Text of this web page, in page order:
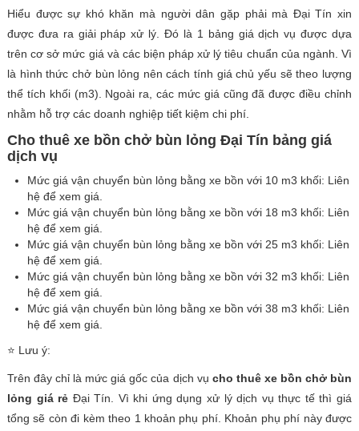
Hiểu được sự khó khăn mà người dân gặp phải mà Đại Tín xin
được đưa ra giải pháp xử lý. Đó là 1 bảng giá dịch vụ được dựa
trên cơ sở mức giá và các biện pháp xử lý tiêu chuẩn của ngành. Vì
là hình thức chở bùn lỏng nên cách tính giá chủ yếu sẽ theo lượng
thể tích khối (m3). Ngoài ra, các mức giá cũng đã được điều chỉnh
nhằm hỗ trợ các doanh nghiệp tiết kiệm chi phí.
Cho thuê xe bồn chở bùn lỏng Đại Tín bảng giá
dịch vụ
Mức giá vận chuyển bùn lỏng bằng xe bồn với 10 m3 khối: Liên
hệ để xem giá.
Mức giá vận chuyển bùn lỏng bằng xe bồn với 18 m3 khối: Liên
hệ để xem giá.
Mức giá vận chuyển bùn lỏng bằng xe bồn với 25 m3 khối: Liên
hệ để xem giá.
Mức giá vận chuyển bùn lỏng bằng xe bồn với 32 m3 khối: Liên
hệ để xem giá.
Mức giá vận chuyển bùn lỏng bằng xe bồn với 38 m3 khối: Liên
hệ để xem giá.
⭐ Lưu ý:
Trên đây chỉ là mức giá gốc của dịch vụ cho thuê xe bồn chở bùn
lỏng giá rẻ Đại Tín. Vì khi ứng dụng xử lý dịch vụ thực tế thì giá
tổng sẽ còn đi kèm theo 1 khoản phụ phí. Khoản phụ phí này được